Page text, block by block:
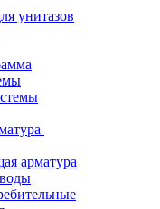
унитазов
арматура